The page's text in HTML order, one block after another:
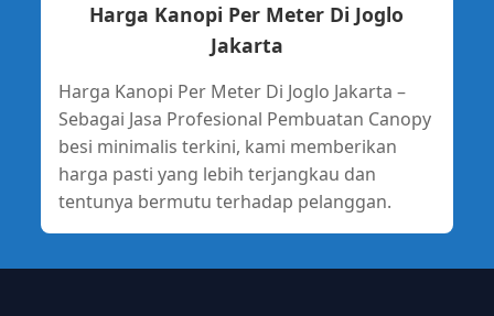
Harga Kanopi Per Meter Di Joglo
Jakarta
Harga Kanopi Per Meter Di Joglo Jakarta –
Sebagai Jasa Profesional Pembuatan Canopy
besi minimalis terkini, kami memberikan
harga pasti yang lebih terjangkau dan
tentunya bermutu terhadap pelanggan.